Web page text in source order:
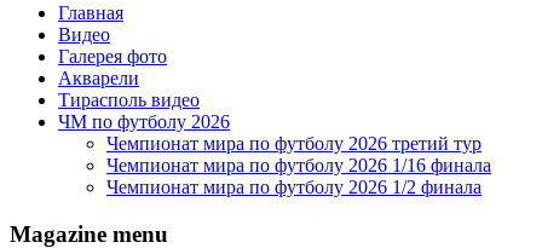
Главная
Видео
Галерея фото
Акварели
Тирасполь видео
ЧМ по футболу 2026
Чемпионат мира по футболу 2026 третий тур
Чемпионат мира по футболу 2026 1/16 финала
Чемпионат мира по футболу 2026 1/2 финала
Magazine menu